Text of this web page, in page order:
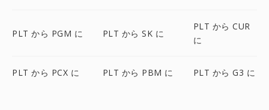
PLT から PGM に PLT から SK に
PLT から CUR
に
PLT から PCX に PLT から PBM に PLT から G3 に